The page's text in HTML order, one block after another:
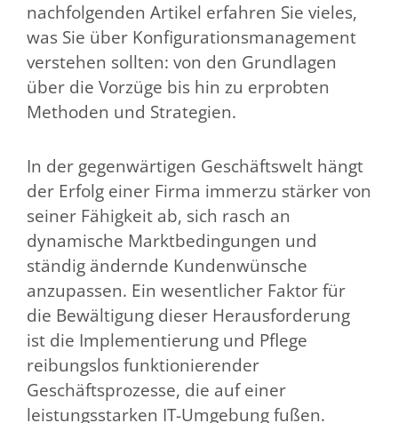
nachfolgenden Artikel erfahren Sie vieles,
was Sie über Konfigurationsmanagement
verstehen sollten: von den Grundlagen
über die Vorzüge bis hin zu erprobten
Methoden und Strategien.
In der gegenwärtigen Geschäftswelt hängt
der Erfolg einer Firma immerzu stärker von
seiner Fähigkeit ab, sich rasch an
dynamische Marktbedingungen und
ständig ändernde Kundenwünsche
anzupassen. Ein wesentlicher Faktor für
die Bewältigung dieser Herausforderung
ist die Implementierung und Pflege
reibungslos funktionierender
Geschäftsprozesse, die auf einer
leistungsstarken IT-Umgebung fußen.